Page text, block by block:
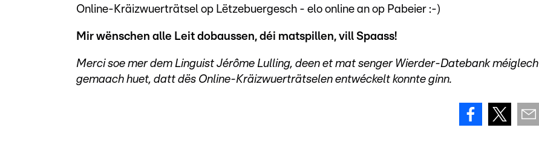
Online-Kräizwuerträtsel op Lëtzebuergesch - elo online an op Pabeier :-)
Mir wënschen alle Leit dobaussen, déi matspillen, vill Spaass!
Merci soe mer dem Linguist Jérôme Lulling, deen et mat senger Wierder-Datebank méiglech
gemaach huet, datt dës Online-Kräizwuerträtselen entwéckelt konnte ginn.